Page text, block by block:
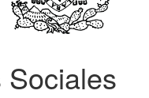
Sociales